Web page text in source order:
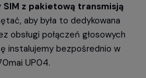
z pakietową transmisją
aby była to dedykowana
obsługi połączeń głosowych
instalujemy bezpośrednio w
UP04.